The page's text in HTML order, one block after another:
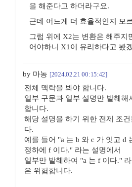
을 해준다고 하더라구요.
근데 어느게 더 효율적인지 모
그럼 위에 X2는 변환은 해주지
어야하니 X1이 유리하다고 봤
by 마농 [2024.02.21 00:15:42]
전체 맥락을 봐야 합니다.
일부 구문과 일부 설명만 발췌해
합니다.
해당 설명을 하기 위한 전제 조건
다.
예를 들어 "a 는 b 와 c 가 잇고 d
정하에 f 이다." 라는 설명에서
일부만 발췌하여 "a 는 f 이다."
은 위험합니다.